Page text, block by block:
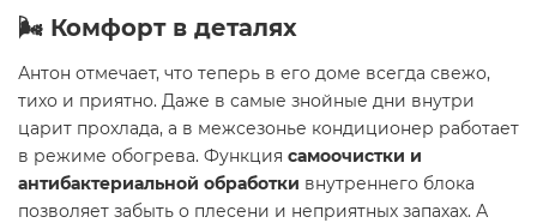
🌬 Комфорт в деталях
Антон отмечает, что теперь в его доме всегда свежо,
тихо и приятно. Даже в самые знойные дни внутри
царит прохлада, а в межсезонье кондиционер работает
в режиме обогрева. Функция самоочистки и
антибактериальной обработки внутреннего блока
позволяет забыть о плесени и неприятных запахах. А